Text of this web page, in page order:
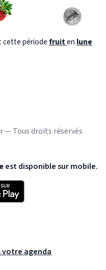
cette période fruiten lune
— Tous droits réservés
est disponible sur mobile.
votre agenda